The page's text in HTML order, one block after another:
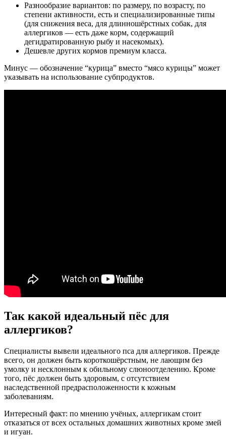
Разнообразие вариантов: по размеру, по возрасту, по
степени активности, есть и специализированные типы
(для снижения веса, для длинношёрстных собак, для
аллергиков — есть даже корм, содержащий
дегидратированную рыбу и насекомых).
Дешевле других кормов премиум класса.
Минус — обозначение “курица” вместо “мясо курицы” может
указывать на использование субпродуктов.
Так какой идеальный пёс для
аллергиков?
Специалисты вывели идеального пса для аллергиков. Прежде
всего, он должен быть короткошёрстным, не лающим без
умолку и несклонным к обильному слюноотделению. Кроме
того, пёс должен быть здоровым, с отсутствием
наследственной предрасположенности к кожным
заболеваниям.
Интересный факт: по мнению учёных, аллергикам стоит
отказаться от всех остальных домашних животных кроме змей
и игуан.